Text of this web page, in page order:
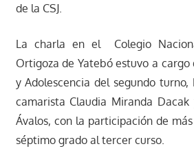
de la CSJ.
La charla en el Colegio
Ortigoza de Yatebó estuvo a
y Adolescencia del segundo
camarista Claudia Miranda
Ávalos, con la participación de
séptimo grado al tercer curso.